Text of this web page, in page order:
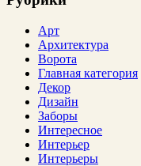
Арт
Архитектура
Ворота
Главная категория
Декор
Дизайн
Заборы
Интересное
Интерьер
Интерьеры